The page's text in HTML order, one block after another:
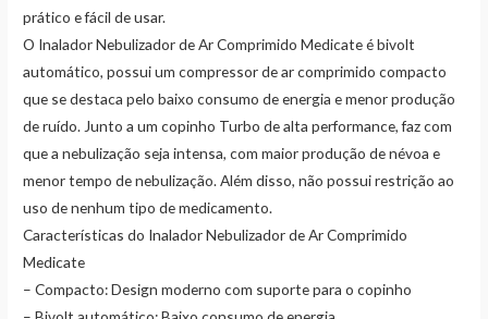
prático e fácil de usar.
O Inalador Nebulizador de Ar Comprimido Medicate é bivolt
automático, possui um compressor de ar comprimido compacto
que se destaca pelo baixo consumo de energia e menor produção
de ruído. Junto a um copinho Turbo de alta performance, faz com
que a nebulização seja intensa, com maior produção de névoa e
menor tempo de nebulização. Além disso, não possui restrição ao
uso de nenhum tipo de medicamento.
Características do Inalador Nebulizador de Ar Comprimido
Medicate
– Compacto: Design moderno com suporte para o copinho